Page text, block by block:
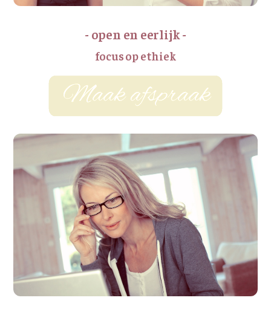
- open en eerlijk -
focus op ethiek